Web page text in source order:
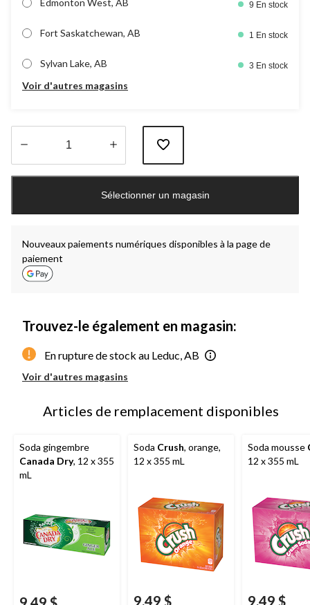
Edmonton West, AB 9 En stock
Fort Saskatchewan, AB 1 En stock
Sylvan Lake, AB 3 En stock
Voir d'autres magasins
jour
Sélectionner un magasin
Nouveaux paiements numériques disponibles à la page de
paiement
Trouvez-le également en magasin:
En rupture de stock au Leduc, AB
Voir d'autres magasins
Articles de remplacement disponibles
Soda gingembre
Canada Dry, 12 x 355
mL
Soda Crush, orange,
12 x 355 mL
9,49 $
Soda mousse
12 x 355 mL
9,49 $